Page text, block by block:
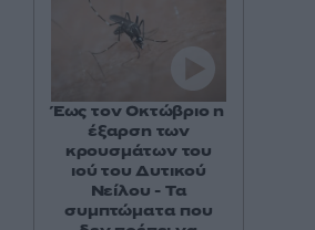
Έως τον Οκτώβριο η
έξαρση των
κρουσμάτων του
ιού του Δυτικού
Νείλου - Τα
συμπτώματα που